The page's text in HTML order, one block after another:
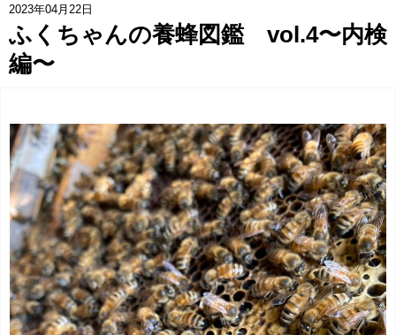
2023年04月22日
ふくちゃんの養蜂図鑑 vol.4〜内検
編〜
みつばち博士ふくちゃん
note